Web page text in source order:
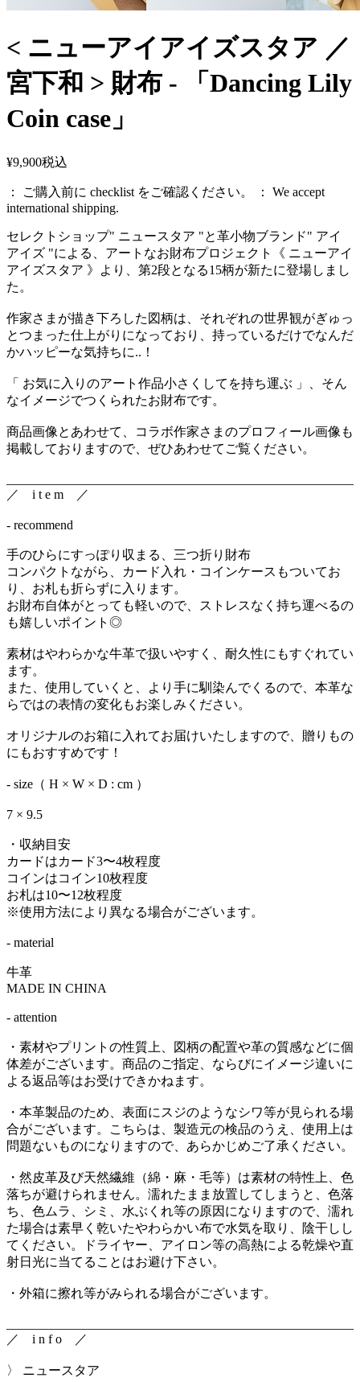
< ニューアイアイズスタア ／
宮下和 > 財布 - 「Dancing Lily
Coin case」
¥9,900税込
： ご購入前に checklist をご確認ください。 ： We accept
international shipping.
セレクトショップ" ニュースタア "と革小物ブランド" アイ
アイズ "による、アートなお財布プロジェクト《 ニューアイ
アイズスタア 》より、第2段となる15柄が新たに登場しまし
た。
作家さまが描き下ろした図柄は、それぞれの世界観がぎゅっ
とつまった仕上がりになっており、持っているだけでなんだ
かハッピーな気持ちに..！
「 お気に入りのアート作品小さくしてを持ち運ぶ 」、そん
なイメージでつくられたお財布です。
商品画像とあわせて、コラボ作家さまのプロフィール画像も
掲載しておりますので、ぜひあわせてご覧ください。
／ i t e m ／
- recommend
手のひらにすっぽり収まる、三つ折り財布
コンパクトながら、カード入れ・コインケースもついてお
り、お札も折らずに入ります。
お財布自体がとっても軽いので、ストレスなく持ち運べるの
も嬉しいポイント◎
素材はやわらかな牛革で扱いやすく、耐久性にもすぐれてい
ます。
また、使用していくと、より手に馴染んでくるので、本革な
らではの表情の変化もお楽しみください。
オリジナルのお箱に入れてお届けいたしますので、贈りもの
にもおすすめです！
- size（ H × W × D : cm ）
7 × 9.5
・収納目安
カードはカード3〜4枚程度
コインはコイン10枚程度
お札は10〜12枚程度
※使用方法により異なる場合がございます。
- material
牛革
MADE IN CHINA
- attention
・素材やプリントの性質上、図柄の配置や革の質感などに個
体差がございます。商品のご指定、ならびにイメージ違いに
よる返品等はお受けできかねます。
・本革製品のため、表面にスジのようなシワ等が見られる場
合がございます。こちらは、製造元の検品のうえ、使用上は
問題ないものになりますので、あらかじめご了承ください。
・然皮革及び天然繊維（綿・麻・毛等）は素材の特性上、色
落ちが避けられません。濡れたまま放置してしまうと、色落
ち、色ムラ、シミ、水ぶくれ等の原因になりますので、濡れ
た場合は素早く乾いたやわらかい布で水気を取り、陰干しし
てください。ドライヤー、アイロン等の高熱による乾燥や直
射日光に当てることはお避け下さい。
・外箱に擦れ等がみられる場合がございます。
／ i n f o ／
〉 ニュースタア